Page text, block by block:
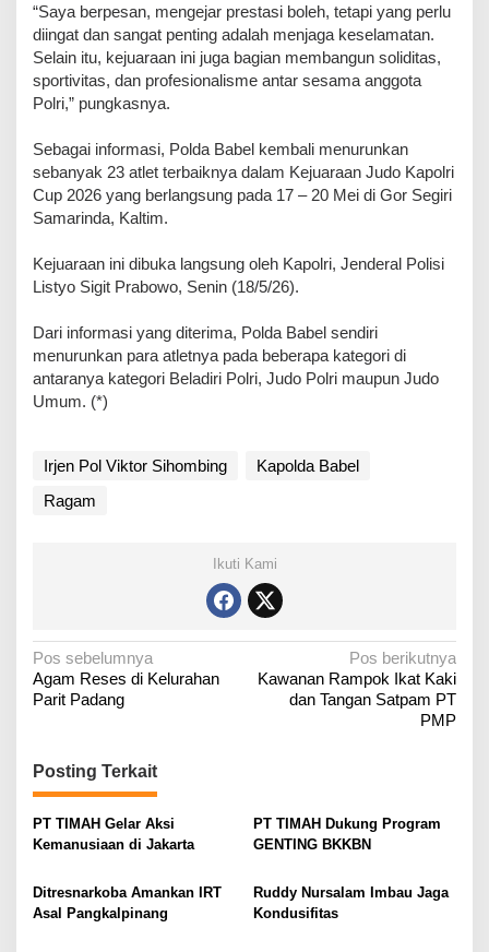
“Saya berpesan, mengejar prestasi boleh, tetapi yang perlu
diingat dan sangat penting adalah menjaga keselamatan.
Selain itu, kejuaraan ini juga bagian membangun soliditas,
sportivitas, dan profesionalisme antar sesama anggota
Polri,” pungkasnya.
Sebagai informasi, Polda Babel kembali menurunkan
sebanyak 23 atlet terbaiknya dalam Kejuaraan Judo Kapolri
Cup 2026 yang berlangsung pada 17 – 20 Mei di Gor Segiri
Samarinda, Kaltim.
Kejuaraan ini dibuka langsung oleh Kapolri, Jenderal Polisi
Listyo Sigit Prabowo, Senin (18/5/26).
Dari informasi yang diterima, Polda Babel sendiri
menurunkan para atletnya pada beberapa kategori di
antaranya kategori Beladiri Polri, Judo Polri maupun Judo
Umum. (*)
Irjen Pol Viktor Sihombing
Kapolda Babel
Ragam
Ikuti Kami
N
a
g
a
s
i
p
o
Pos sebelumnya
Agam Reses di Kelurahan
Parit Padang
Pos berikutnya
Kawanan Rampok Ikat Kaki
dan Tangan Satpam PT
PMP
Posting Terkait
PT TIMAH Gelar Aksi
Kemanusiaan di Jakarta
PT TIMAH Dukung Program
GENTING BKKBN
Ditresnarkoba Amankan IRT
Asal Pangkalpinang
Ruddy Nursalam Imbau Jaga
Kondusifitas